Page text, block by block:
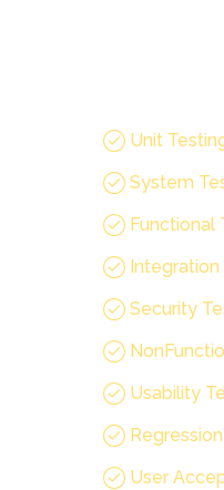
Unit
System
Functional
Security
Usability
User